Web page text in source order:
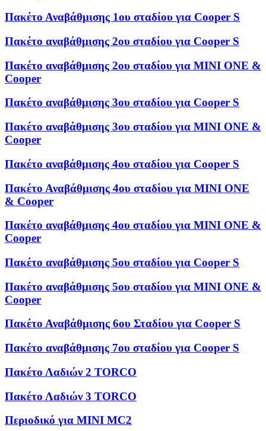
Πακέτο Αναβάθμισης 1ου σταδίου για Cooper S
Πακέτο αναβάθμισης 2ου σταδίου για Cooper S
Πακέτο αναβάθμισης 2ου σταδίου για MINI ONE &
Cooper
Πακέτο αναβάθμισης 3ου σταδίου για Cooper S
Πακέτο αναβάθμισης 3ου σταδίου για MINI ONE &
Cooper
Πακέτο αναβάθμισης 4ου σταδίου για Cooper S
Πακέτο Αναβάθμισης 4ου σταδίου για MINI ONE
& Cooper
Πακέτο αναβάθμισης 4ου σταδίου για MINI ONE &
Cooper
Πακέτο αναβάθμισης 5ου σταδίου για Cooper S
Πακέτο αναβάθμισης 5ου σταδίου για MINI ONE &
Cooper
Πακέτο Αναβάθμισης 6ου Σταδίου για Cooper S
Πακέτο αναβάθμισης 7ου σταδίου για Cooper S
Πακέτο Λαδιών 2 TORCO
Πακέτο Λαδιών 3 TORCO
Περιοδικό για MINI MC2